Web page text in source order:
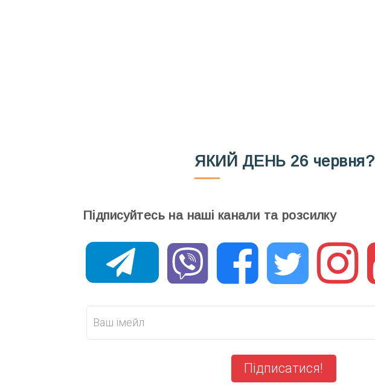
ЯКИЙ ДЕНЬ 26 червня?
Підписуйтесь на наші канали та розсилку
Підписатися!